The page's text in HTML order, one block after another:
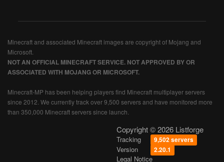
Minecraft and associated Minecraft images are copyright of Mojang and
Microsoft.
NOT AN OFFICIAL MINECRAFT SERVICE. NOT APPROVED BY OR
ASSOCIATED WITH MOJANG OR MICROSOFT.
Minecraft-MP has been helping players find Minecraft multiplayer servers
since 2012. We currently track over 9,500 servers and have monitored more
than 350,000 Minecraft servers since launch.
Copyright © 2026 Listforge
Tracking 9,502 servers
Version 2.20.1
Legal Notice